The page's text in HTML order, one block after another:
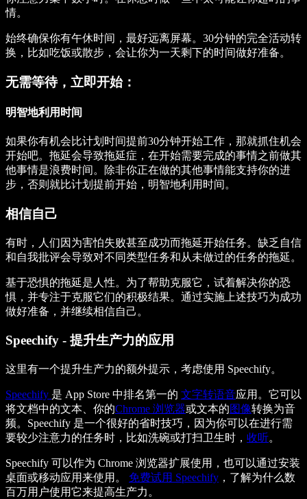
情。
始终确保你有午休时间，最好远离屏幕。30分钟的完全活动转
换，比如吃饭或散步，会让你为一天剩下的时间做好准备。
无需等待，立即开始：
明智地利用时间
如果你有机会比计划时间提前30分钟开始工作，那就抓住机会
开始吧。拖延会导致拖延症，在开始需要完成的事情之前做其
他事情是浪费时间。除非你正在做的其他事情能支持你的进
步，否则就比计划提前开始，明智地利用时间。
相信自己
有时，人们因为害怕失败甚至成功而拖延开始任务。缺乏自信
和自我批评会导致对不同类型任务和从未做过的任务的拖延。
基于恐惧的拖延是人性。为了帮助克服它，试着解决你的恐
惧，并专注于克服它们的积极结果。通过实施上述技巧为成功
做好准备，并继续相信自己。
Speechify - 提升生产力的应用
这里有一个提升生产力的额外提示，考虑使用 Speechify。
Speechify 是 App Store 中排名第一的 文字转语音应用。它可以
将文档中的文本、你的Chrome 浏览器或文本的图像转换为音
频。Speechify 是一个很好的省时技巧，因为你可以在进行需
要较少注意力的任务时，比如洗碗或打扫卫生时， 收听。
Speechify 可以作为 Chrome 浏览器扩展使用，也可以通过安装
桌面或移动应用来使用。 免费试用 Speechify ，了解为什么数
百万用户使用它来提高生产力。